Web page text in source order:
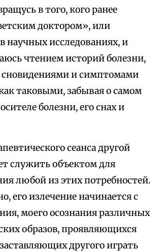
в того, кого ранее
доктором», или
научных исследованиях, и
чтением историй болезни,
сновидениями и симптомами
таковыми, забывая о самом
болезни, его снах и
сеанса другой
служить объектом для
любой из этих потребностей.
его излечение начинается с
моего осознания различных
образов, проявляющихся
другого играть